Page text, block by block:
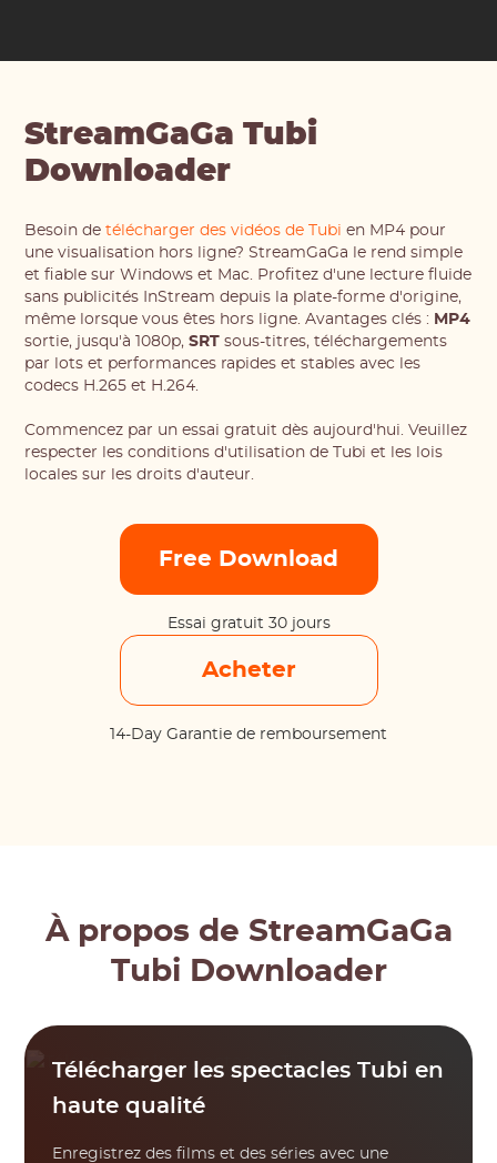
StreamGaGa Tubi
Downloader
Besoin detélécharger des vidéos de Tubien MP4 pour
une visualisation hors ligne? StreamGaGa le rend simple
et fiable sur Windows et Mac. Profitez d'une lecture fluide
sans publicités InStream depuis la plate-forme d'origine,
même lorsque vous êtes hors ligne. Avantages clés : MP4
sortie, jusqu'à 1080p,SRTsous-titres, téléchargements
par lots et performances rapides et stables avec les
codecs H.265 et H.264.
Commencez par un essai gratuit dès aujourd'hui. Veuillez
respecter les conditions d'utilisation de Tubi et les lois
locales sur les droits d'auteur.
Free Download
Essai gratuit 30 jours
Acheter
14-Day Garantie de remboursement
À propos de StreamGaGa
Tubi Downloader
Télécharger les spectacles Tubi en
haute qualité
Enregistrez des films et des séries avec une